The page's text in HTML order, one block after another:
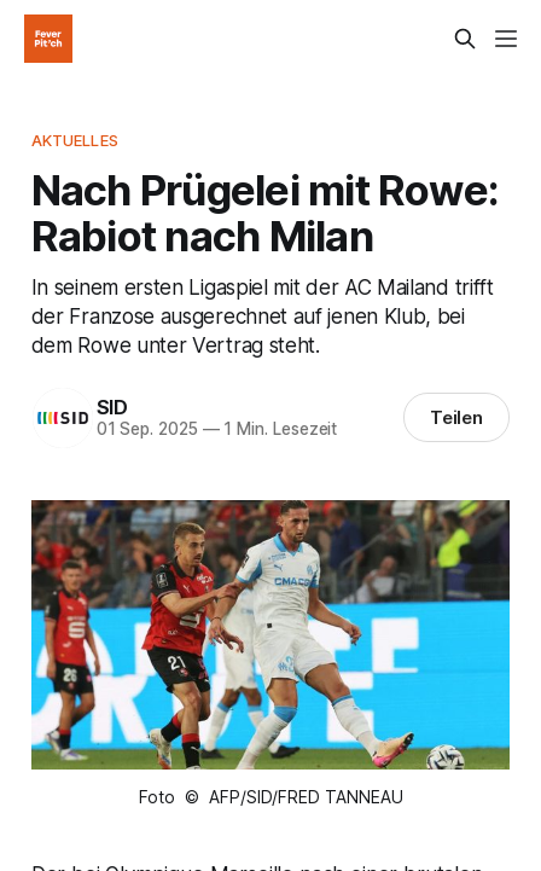
AKTUELLES
Nach Prügelei mit Rowe:
Rabiot nach Milan
In seinem ersten Ligaspiel mit der AC Mailand trifft
der Franzose ausgerechnet auf jenen Klub, bei
dem Rowe unter Vertrag steht.
SID
01 Sep. 2025 —1 Min. Lesezeit Teilen
Foto © AFP/SID/FRED TANNEAU